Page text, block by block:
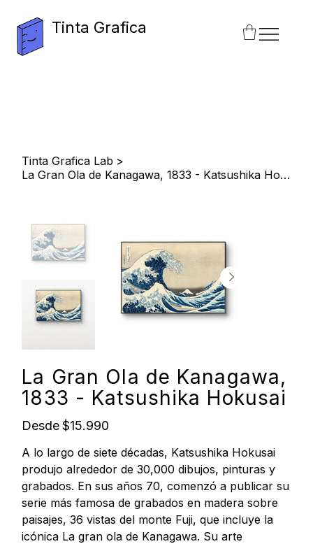
Tinta Grafica
Tinta Grafica Lab >
La Gran Ola de Kanagawa, 1833 - Katsushika Hokusai
La Gran Ola de Kanagawa,
1833 - Katsushika Hokusai
Desde Precio
$15.990
A lo largo de siete décadas, Katsushika Hokusai
produjo alrededor de 30,000 dibujos, pinturas y
grabados. En sus años 70, comenzó a publicar su
serie más famosa de grabados en madera sobre
paisajes, 36 vistas del monte Fuji, que incluye la
icónica La gran ola de Kanagawa. Su arte